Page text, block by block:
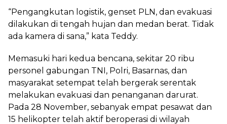
“Pengangkutan logistik, genset PLN, dan evakuasi
dilakukan di tengah hujan dan medan berat. Tidak
ada kamera di sana,” kata Teddy.
Memasuki hari kedua bencana, sekitar 20 ribu
personel gabungan TNI, Polri, Basarnas, dan
masyarakat setempat telah bergerak serentak
melakukan evakuasi dan penanganan darurat.
Pada 28 November, sebanyak empat pesawat dan
15 helikopter telah aktif beroperasi di wilayah